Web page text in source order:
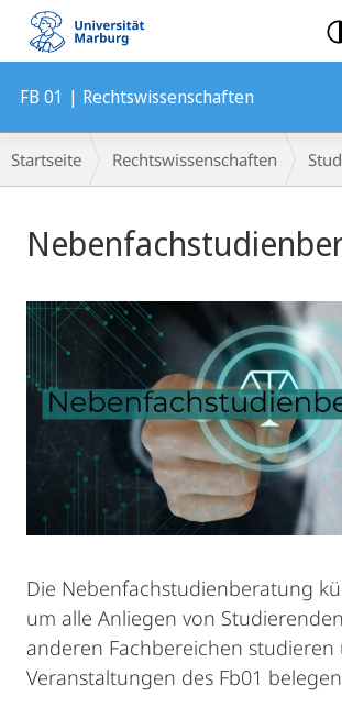
Mobile-
Navigation
FB 01 | Rechtswissenschaften
Breadcrumb-
Navigation
Startseite Rechtswissenschaften
Die Nebenfachstudienberatung
um alle Anliegen von
anderen Fachbereichen studieren
Veranstaltungen des Fb01